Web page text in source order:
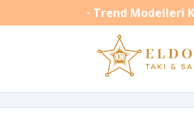
• Trend Modelleri